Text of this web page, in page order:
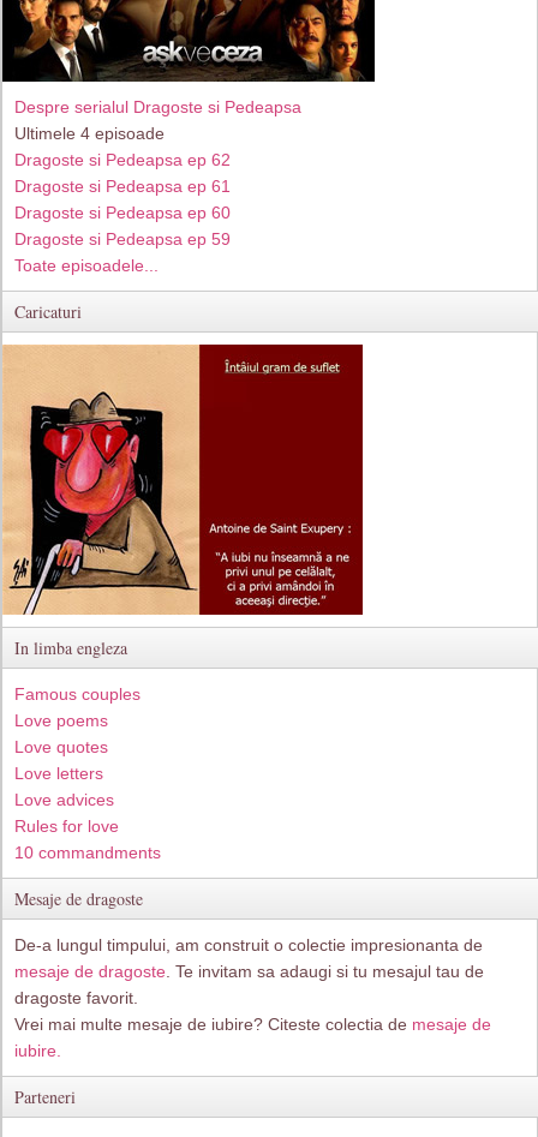
Despre serialul Dragoste si Pedeapsa
Ultimele 4 episoade
Dragoste si Pedeapsa ep 62
Dragoste si Pedeapsa ep 61
Dragoste si Pedeapsa ep 60
Dragoste si Pedeapsa ep 59
Toate episoadele...
Caricaturi
In limba engleza
Famous couples
Love poems
Love quotes
Love letters
Love advices
Rules for love
10 commandments
Mesaje de dragoste
De-a lungul timpului, am construit o colectie impresionanta de
mesaje de dragoste . Te invitam sa adaugi si tu mesajul tau de
dragoste favorit.
Vrei mai multe mesaje de iubire? Citeste colectia de mesaje de
iubire.
Parteneri